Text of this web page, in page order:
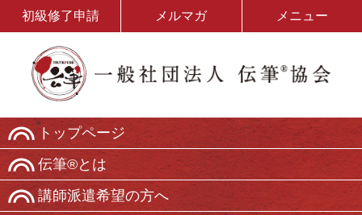
初級修了申請 メルマガ メニュー
トップページ
伝筆®とは
講師派遣希望の方へ